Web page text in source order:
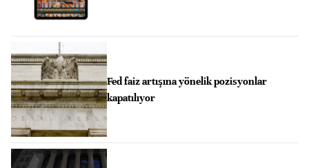
Fed faiz artışına yönelik pozisyonlar
kapatılıyor